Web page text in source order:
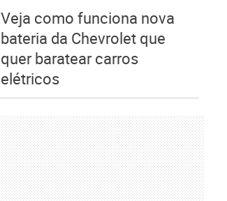
Veja como funciona nova
bateria da Chevrolet que
quer baratear carros
elétricos